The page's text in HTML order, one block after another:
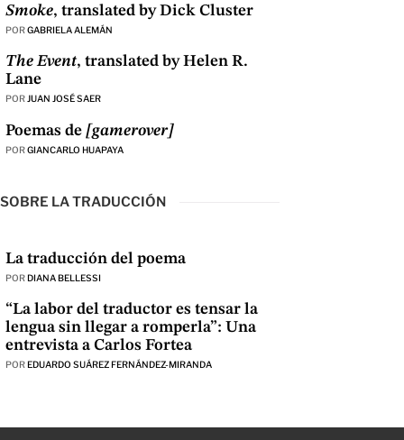
Smoke, translated by Dick Cluster
PORGABRIELA ALEMÁN
The Event, translated by Helen R.
Lane
POR JUAN JOSÉ SAER
Poemas de [gamerover]
PORGIANCARLO HUAPAYA
SOBRE LA TRADUCCIÓN
La traducción del poema
PORDIANA BELLESSI
“La labor del traductor es tensar la
lengua sin llegar a romperla”: Una
entrevista a Carlos Fortea
POREDUARDO SUÁREZ FERNÁNDEZ-MIRANDA